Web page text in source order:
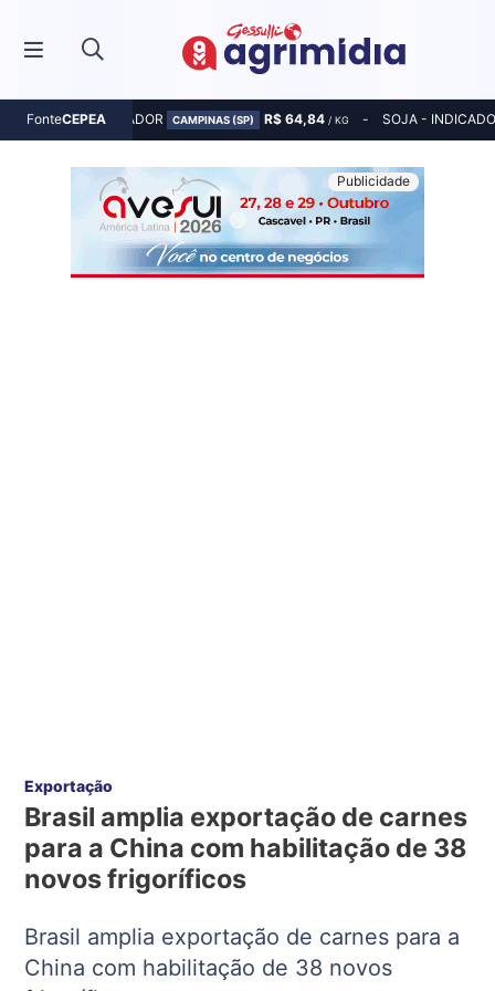
FonteCEPEA
MILHO - INDICADOR CAMPINAS (SP) R$ 64,84 / KG SOJA -
Exportação
Brasil amplia exportação de carnes
para a China com habilitação de 38
novos frigoríficos
Brasil amplia exportação de carnes para a
China com habilitação de 38 novos